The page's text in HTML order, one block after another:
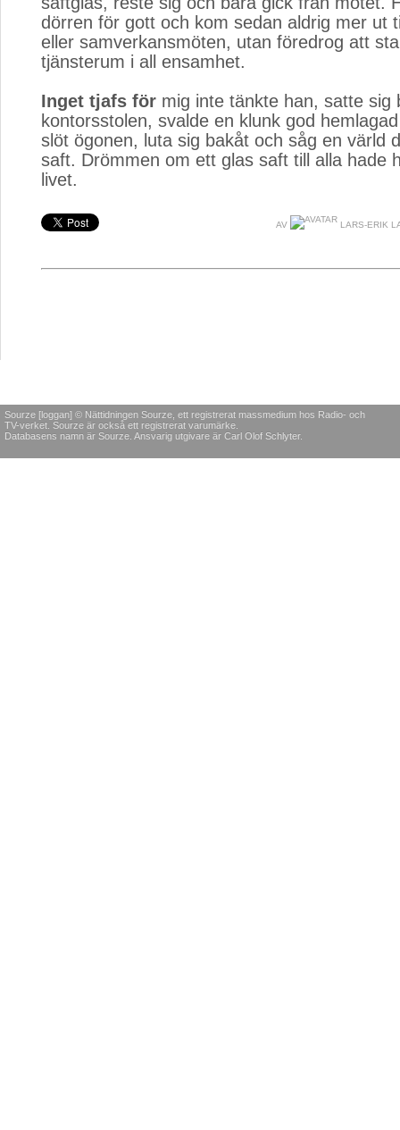
dörren för gott och kom sedan aldrig mer ut
eller samverkansmöten, utan föredrog att
tjänsterum i all ensamhet.
Inget tjafs för mig inte tänkte han, satte sig
kontorsstolen, svalde en klunk god
slöt ögonen, luta sig bakåt och såg en värld
saft. Drömmen om ett glas saft till alla hade
livet.
AV LARS-ERIK
Sourze [loggan] © Nättidningen Sourze, ett registrerat massmedium hos Radio- och
TV-verket. Sourze är också ett registrerat varumärke.
Databasens namn är Sourze. Ansvarig utgivare är Carl Olof Schlyter.